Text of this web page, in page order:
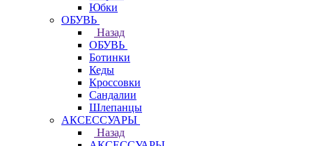
Юбки
ОБУВЬ
Назад
ОБУВЬ
Ботинки
Кеды
Кроссовки
Сандалии
Шлепанцы
АКСЕССУАРЫ
Назад